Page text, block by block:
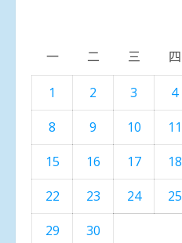
一 二 三 四
1 2 3 4
8
9 10 11
15
16 17 18
22
23 24 25
29
30